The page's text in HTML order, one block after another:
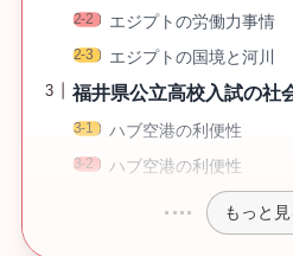
エジプトの労働力事情
エジプトの国境と河川
福井県公立高校入試の社
ハブ空港の利便性
ハブ空港の利便性
もっと見